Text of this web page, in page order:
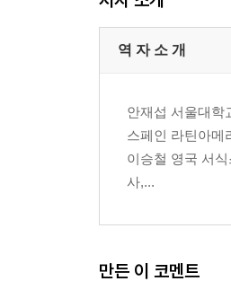
제 3 장 북아메리카
제 4 장 라틴아메리카
제 5 장 카리브 해 지역
제 6 장 사하라 이남
제 8 장 유럽
제10장 중앙아시아
역 자 소 개
안재섭 서울대학
스페인 라틴아메
이승철 영국 서
사,...
만든 이 코멘트